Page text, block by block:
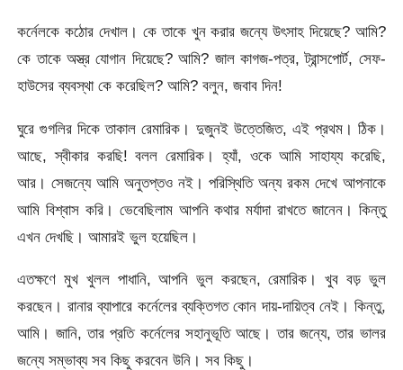
কর্নেলকে কঠোর দেখাল। কে তাকে খুন করার জন্যে উৎসাহ দিয়েছে? আমি?
কে তাকে অস্ত্র যোগান দিয়েছে? আমি? জাল কাগজ-পত্র, ট্রান্সপোর্ট, সেফ-
হাউসের ব্যবস্থা কে করেছিল? আমি? বলুন, জবাব দিন!
ঘুরে গুগলির দিকে তাকাল রেমারিক। দুজুনই উত্তেজিত, এই প্রথম। ঠিক।
আছে, স্বীকার করছি! বলল রেমারিক। হ্যাঁ, ওকে আমি সাহায্য করেছি,
আর। সেজন্যে আমি অনুতপ্তও নই। পরিস্থিতি অন্য রকম দেখে আপনাকে
আমি বিশ্বাস করি। ভেবেছিলাম আপনি কথার মর্যাদা রাখতে জানেন। কিন্তু
এখন দেখছি। আমারই ভুল হয়েছিল।
এতক্ষণে মুখ খুলল পাধানি, আপনি ভুল করছেন, রেমারিক। খুব বড় ভুল
করছেন। রানার ব্যাপারে কর্নেলের ব্যক্তিগত কোন দায়-দায়িত্ব নেই। কিন্তু,
আমি। জানি, তার প্রতি কর্নেলের সহানুভূতি আছে। তার জন্যে, তার ভালর
জন্যে সম্ভাব্য সব কিছু করবেন উনি। সব কিছু।